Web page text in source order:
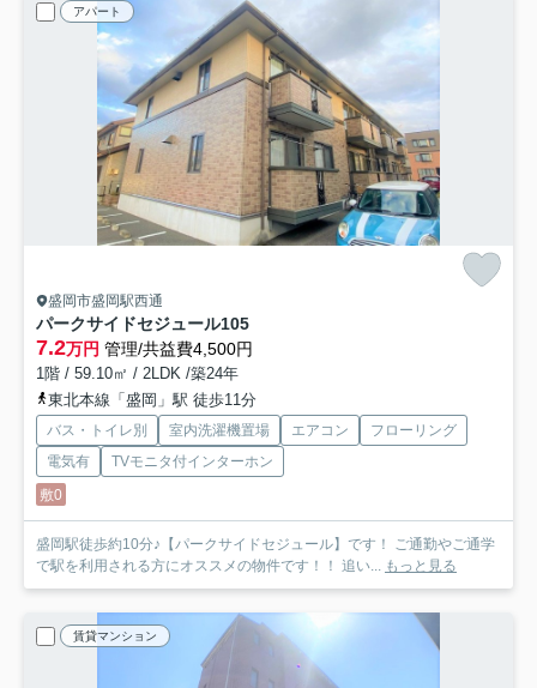
アパート
盛岡市盛岡駅西通
パークサイドセジュール105
7.2万円 管理/共益費4,500円
1階 / 59.10㎡ / 2LDK /築24年
東北本線「盛岡」駅 徒歩11分
バス・トイレ別 室内洗濯機置場 エアコン
フローリング
電気有
TVモニタ付インターホン
敷0
盛岡駅徒歩約10分♪【パークサイドセジュール】です！ ご通勤やご通学
で駅を利用される方にオススメの物件です！！ 追い... もっと見る
賃貸マンション